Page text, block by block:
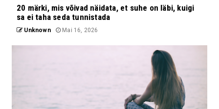
20 märki, mis võivad näidata, et suhe on läbi, kuigi
sa ei taha seda tunnistada
Unknown Mai 16, 2026